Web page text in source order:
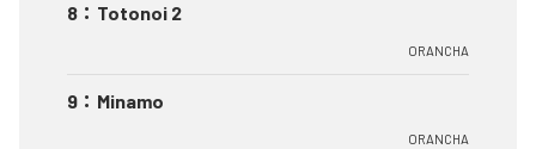
8 ： Totonoi 2
ORANCHA
9 ： Minamo
ORANCHA